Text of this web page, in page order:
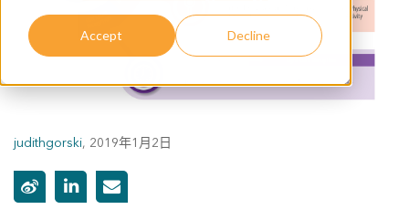
Accept Decline
judithgorski, 2019年1月2日